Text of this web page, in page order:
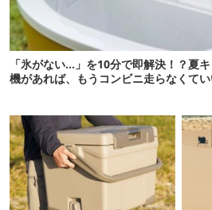
「氷がない…」を10分で即解決！？夏
機があれば、もうコンビニ走らなくて